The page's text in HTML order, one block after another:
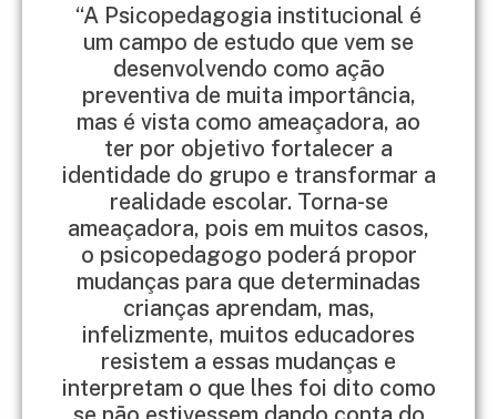
“A Psicopedagogia institucional é
um campo de estudo que vem se
desenvolvendo como ação
preventiva de muita importância,
mas é vista como ameaçadora, ao
ter por objetivo fortalecer a
identidade do grupo e transformar a
realidade escolar. Torna-se
ameaçadora, pois em muitos casos,
o psicopedagogo poderá propor
mudanças para que determinadas
crianças aprendam, mas,
infelizmente, muitos educadores
resistem a essas mudanças e
interpretam o que lhes foi dito como